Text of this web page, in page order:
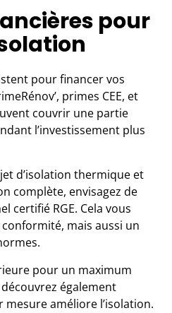
pour
pour financer vos
primes CEE, et
couvrir une partie
l’investissement plus
d’isolation thermique et
complète, envisagez de
certifié RGE. Cela vous
mais aussi un
pour un maximum
également
améliore l’isolation.